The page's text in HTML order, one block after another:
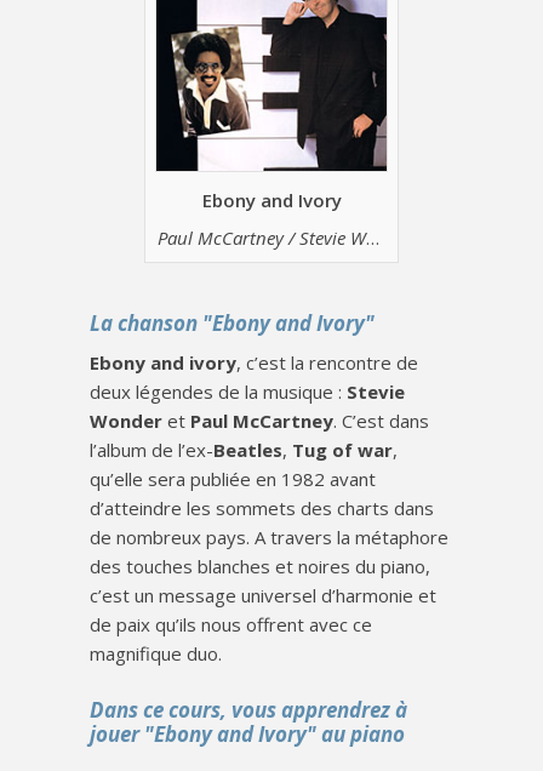
Ebony and Ivory
Paul McCartney / Stevie Wonder
La chanson "Ebony and Ivory"
Ebony and ivory, c’est la rencontre de
deux légendes de la musique : Stevie
Wonder et Paul McCartney. C’est dans
l’album de l’ex-Beatles, Tug of war,
qu’elle sera publiée en 1982 avant
d’atteindre les sommets des charts dans
de nombreux pays. A travers la métaphore
des touches blanches et noires du piano,
c’est un message universel d’harmonie et
de paix qu’ils nous offrent avec ce
magnifique duo.
Dans ce cours, vous apprendrez à
jouer "Ebony and Ivory" au piano